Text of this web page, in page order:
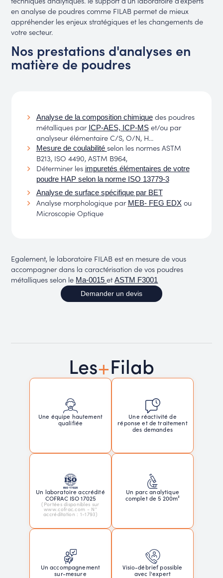
en analyse de poudres comme FILAB permet de mieux
appréhender les enjeux stratégiques et les changements de
votre secteur.
Nos prestations d'analyses en
matière de poudres
Analyse de la composition chimiquedes poudres
métalliques par ICP-AES, ICP-MSet/ou par
analyseur élémentaire C/S, O/N, H…
Mesure de coulabilité selon les normes ASTM
B213, ISO 4490, ASTM B964,
Déterminer les impuretés élémentaires de votre
poudre HAP selon la norme ISO 13779-3
Analyse de surface spécifique par BET
Analyse morphologique par MEB- FEG EDXou
Microscopie Optique
Egalement, le laboratoire FILAB est en mesure de vous
accompagner dans la caractérisation de vos poudres
métalliques selon le Ma-0015etASTM F3001
Demander un devis
Les+Filab
Une équipe hautement
qualifiée
Une réactivité de
réponse et de traitement
des demandes
Un laboratoire accrédité
COFRAC ISO 17025
(Portées disponibles sur
www.cofrac.com - N°
accréditation : 1-1793)
Un parc analytique
complet de 5 200m²
Un accompagnement
sur-mesure
Visio-débrief possible
avec l'expert